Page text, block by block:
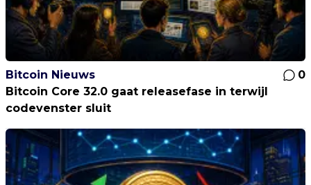
Bitcoin Nieuws
0
Bitcoin Core 32.0 gaat releasefase in terwijl
codevenster sluit